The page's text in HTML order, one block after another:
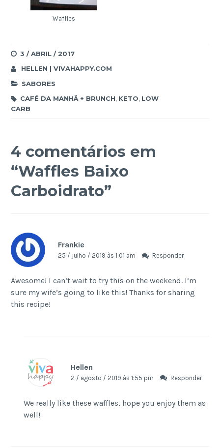
Waffles
3 / ABRIL / 2017
HELLEN | VIVAHAPPY.COM
SABORES
CAFÉ DA MANHÃ + BRUNCH, KETO, LOW
CARB
4 comentários em
“Waffles Baixo
Carboidrato”
Frankie
25 / julho / 2019 às 1:01 am Responder
Awesome! I can’t wait to try this on the weekend. I’m
sure my wife’s going to like this! Thanks for sharing
this recipe!
Hellen
2 / agosto / 2019 às 1:55 pm Responder
We really like these waffles, hope you enjoy them as
well!